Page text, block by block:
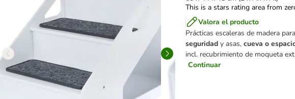
This is a stars rating area from
Valora el producto
Prácticas escaleras de madera
seguridad y asas,cueva o
incl. recubrimiento de moqueta
Continuar